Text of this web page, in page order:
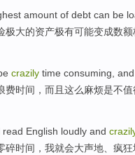
amount of debt can be
极大的资产极有可能变成数额
crazily time consuming and
费时间 ， 而且 这么麻烦是不值
read English loudly and
碎时间，我就会大声地、 疯狂